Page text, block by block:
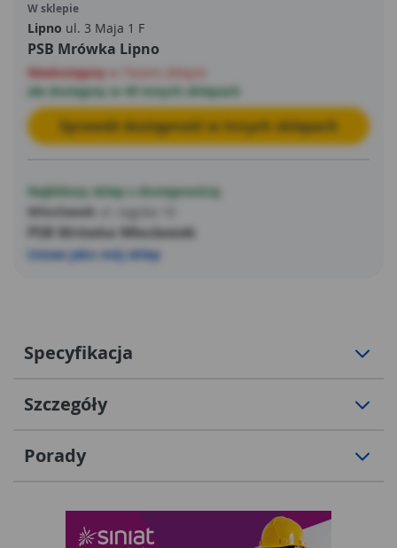
zapewnia duży zapas ręcznika, dzięki czemu produkt
jest wygodny przy częstym użytkowaniu i dobrze
sprawdzi się w okresie wzmożonych prac domowych.
W sklepie
Lipno ul. 3 Maja 1 F
PSB Mrówka Lipno
Niedostępny
ale dostępny w 49 innych sklepach
Sprawdź dostępność w innych sklepach
Najbliższy sklep z dostępnością
Włocławek
PSB Mrówka Włocławek
Ustaw jako mój sklep
Specyfikacja
Szczegóły
Porady